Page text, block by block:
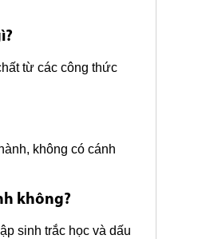
từ các công thức
không có cánh
không?
sinh trắc học và dấu